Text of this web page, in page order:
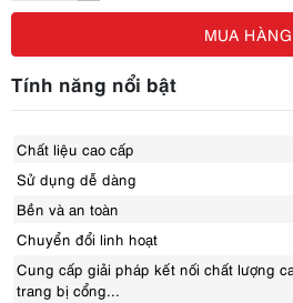
MUA HÀNG
Tính năng nổi bật
Chất liệu cao cấp
Sử dụng dễ dàng
Bền và an toàn
Chuyển đổi linh hoạt
Cung cấp giải pháp kết nối chất lượng
trang bị cổng...